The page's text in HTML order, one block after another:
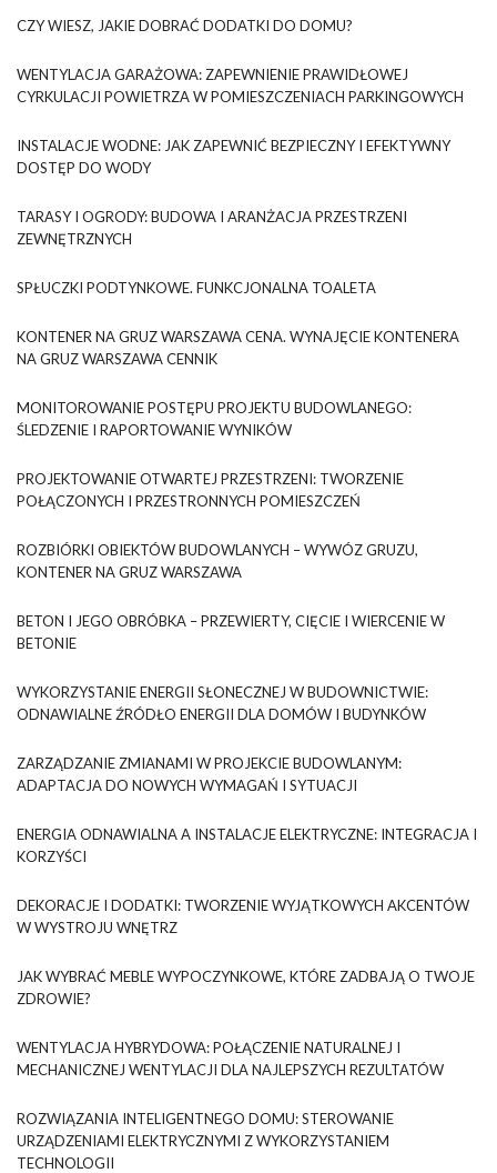
CZY WIESZ, JAKIE DOBRAĆ DODATKI DO DOMU?
WENTYLACJA GARAŻOWA: ZAPEWNIENIE PRAWIDŁOWEJ
CYRKULACJI POWIETRZA W POMIESZCZENIACH PARKINGOWYCH
INSTALACJE WODNE: JAK ZAPEWNIĆ BEZPIECZNY I EFEKTYWNY
DOSTĘP DO WODY
TARASY I OGRODY: BUDOWA I ARANŻACJA PRZESTRZENI
ZEWNĘTRZNYCH
SPŁUCZKI PODTYNKOWE. FUNKCJONALNA TOALETA
KONTENER NA GRUZ WARSZAWA CENA. WYNAJĘCIE KONTENERA
NA GRUZ WARSZAWA CENNIK
MONITOROWANIE POSTĘPU PROJEKTU BUDOWLANEGO:
ŚLEDZENIE I RAPORTOWANIE WYNIKÓW
PROJEKTOWANIE OTWARTEJ PRZESTRZENI: TWORZENIE
POŁĄCZONYCH I PRZESTRONNYCH POMIESZCZEŃ
ROZBIÓRKI OBIEKTÓW BUDOWLANYCH – WYWÓZ GRUZU,
KONTENER NA GRUZ WARSZAWA
BETON I JEGO OBRÓBKA – PRZEWIERTY, CIĘCIE I WIERCENIE W
BETONIE
WYKORZYSTANIE ENERGII SŁONECZNEJ W BUDOWNICTWIE:
ODNAWIALNE ŹRÓDŁO ENERGII DLA DOMÓW I BUDYNKÓW
ZARZĄDZANIE ZMIANAMI W PROJEKCIE BUDOWLANYM:
ADAPTACJA DO NOWYCH WYMAGAŃ I SYTUACJI
ENERGIA ODNAWIALNA A INSTALACJE ELEKTRYCZNE: INTEGRACJA I
KORZYŚCI
DEKORACJE I DODATKI: TWORZENIE WYJĄTKOWYCH AKCENTÓW
W WYSTROJU WNĘTRZ
JAK WYBRAĆ MEBLE WYPOCZYNKOWE, KTÓRE ZADBAJĄ O TWOJE
ZDROWIE?
WENTYLACJA HYBRYDOWA: POŁĄCZENIE NATURALNEJ I
MECHANICZNEJ WENTYLACJI DLA NAJLEPSZYCH REZULTATÓW
ROZWIĄZANIA INTELIGENTNEGO DOMU: STEROWANIE
URZĄDZENIAMI ELEKTRYCZNYMI Z WYKORZYSTANIEM
TECHNOLOGII